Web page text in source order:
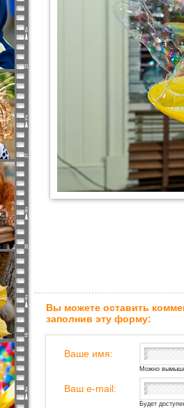
Вы можете оставить
заполнив эту форму:
Ваше имя:
Можно
Ваш e-mail:
Будет